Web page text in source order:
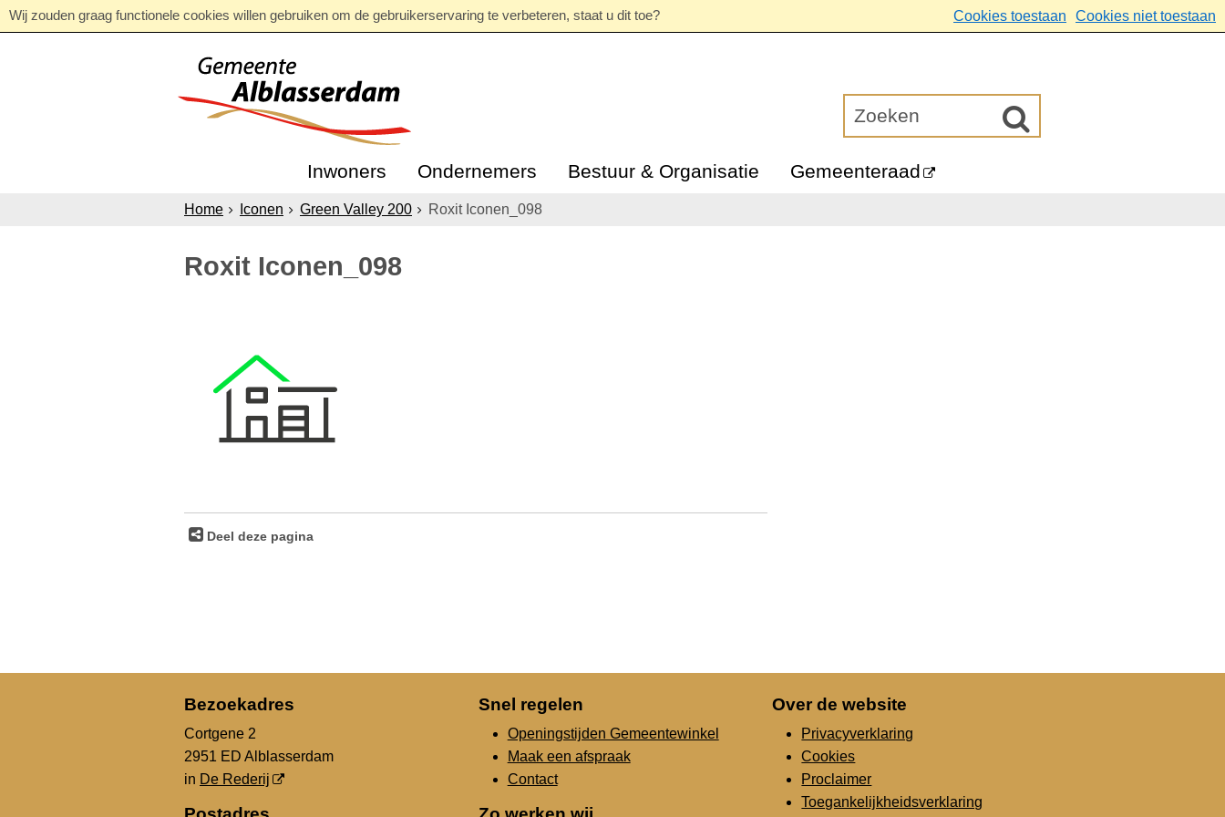
Wij zouden graag functionele cookies willen gebruiken om de gebruikerservaring te verbeteren, staat u dit toe? Cookies toestaan Cookies niet toestaan
Inwoners Ondernemers Bestuur & Organisatie Gemeenteraad
Home Iconen Green Valley 200 Roxit Iconen_098
Roxit Iconen_098
Deel deze pagina
Bezoekadres
Cortgene 2
2951 ED Alblasserdam
in De Rederij
Snel regelen
Openingstijden Gemeentewinkel
Maak een afspraak
Contact
Over de website
Privacyverklaring
Cookies
Proclaimer
Toegankelijkheidsverklaring